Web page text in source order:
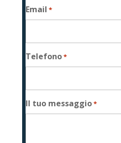
Email *
Telefono*
Il tuo messaggio*